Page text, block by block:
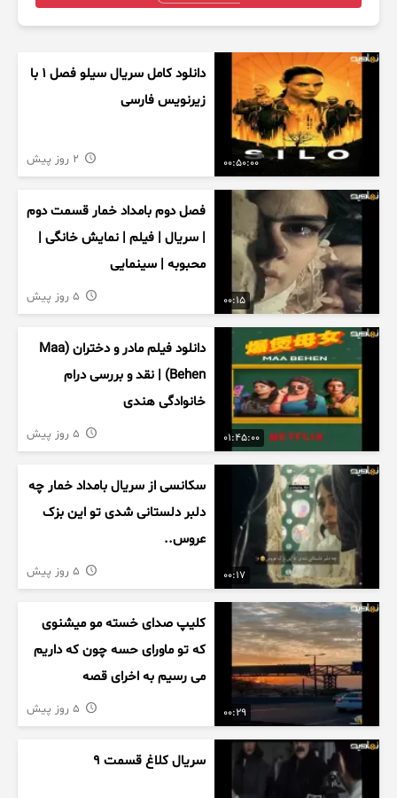
00:50:00
دانلود کامل سریال سیلو فصل ۱ با
زیرنویس فارسی
00:15
فصل دوم بامداد خمار قسمت دوم
| سریال | فیلم | نمایش خانگی |
محبوبه | سینمایی
01:45:00
دانلود فیلم مادر و دختران (Maa
Behen) | نقد و بررسی درام
خانوادگی هندی
00:17
سکانسی از سریال بامداد خمار چه
دلبر دلستانی شدی تو این بزک
عروس..
00:29
کلیپ صدای خسته مو میشنوی
که تو ماورای حسه چون که داریم
می رسیم به اخرای قصه
سریال کلاغ قسمت 9